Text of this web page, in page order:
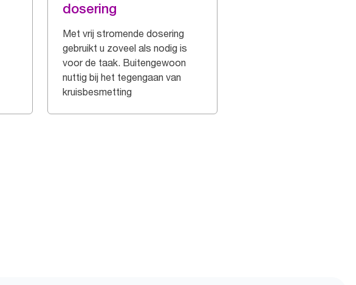
dosering
Met vrij stromende dosering
gebruikt u zoveel als nodig is
voor de taak. Buitengewoon
nuttig bij het tegengaan van
kruisbesmetting